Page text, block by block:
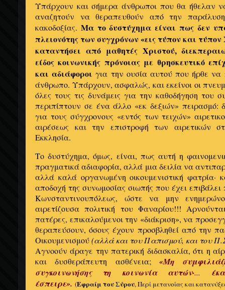
Υπάρχουν και σήμερα άνθρωποι που θα ήθελαν
αναζητούν να θεραπευθούν από την
κακοδοξίας. Μα το δυστύχημα είναι πως δεν
πλειονότης των συγχρόνων «εις τύπον και
καταντήσει από μαθητές Χριστού,
είδος κοινωνικής πρόνοιας με θρησκευτικό
και αδιάφοροι για την ουσία αυτού που ήρθε να
άνθρωπο. Υπάρχουν, ασφαλώς, και εκείνοι οι
όλες τους τις δυνάμεις για την καθοδήγηση του
περιπίπτουν σε ένα άλλο «εκ δεξιών» πειρασμό:
για τους σύγχρονους «εντός των τειχών»
αιρέσεως και την επιστροφή των αιρετικών
Εκκλησία.
Το δυστύχημα, όμως, είναι, πως αυτή η
πραγματικά αδιαφορία, αλλά μια δειλία να
αλλά καλά οργανωμένη οικουμενιστική φατρία·
αποδοχή της συνωμοσίας σιωπής που έχει
Κωνσταντινουπόλεως, ώστε να μην
αιρετίζουσα πολιτική του Φαναρίου!!!
πατέρες, επικαλούμενοι την «διάκριση», να
θεραπεύσουν, όσους έχουν προσβληθεί από την
Οικουμενισμού(αλλά και του Παπισμού, και του
Αγνοούν άραγε την πατερική διδασκαλία, ότι η
και δυσθεράπευτη ασθένεια; «Μη
συγκοινωνήσης τη κοινωνία αυτών·...
έσπειρε». (Εφραίμ του Σύρου, Περί μετανοίας και